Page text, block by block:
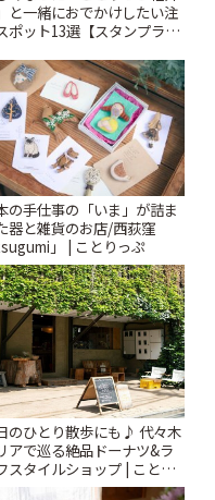
と一緒におでかけしたい注
ポット13選【スタンプラリ
の手仕事の「いま」が詰ま
器と雑貨のお店/西荻窪
tsugumi」 | ことりっぷ
のひとり散歩にも♪ 代々木
アで巡る絶品ドーナツ&ラ
スタイルショップ | ことり